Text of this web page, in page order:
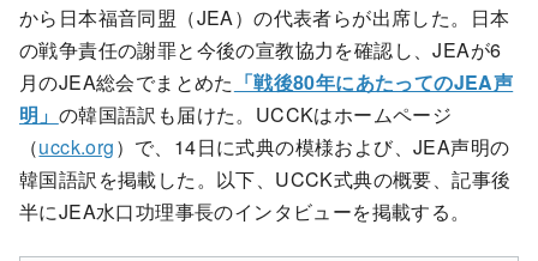
から日本福音同盟（JEA）の代表者らが出席した。日本
の戦争責任の謝罪と今後の宣教協力を確認し、JEAが6
月のJEA総会でまとめた 「戦後80年にあたってのJEA声
明」 の韓国語訳も届けた。UCCKはホームページ
（ucck.org）で、14日に式典の模様および、JEA声明の
韓国語訳を掲載した。以下、UCCK式典の概要、記事後
半にJEA水口功理事長のインタビューを掲載する。